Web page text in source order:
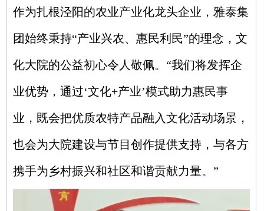
作为扎根泾阳的农业产业化龙头企业，雅泰集
团始终秉持“产业兴农、惠民利民”的理念，文
化大院的公益初心令人敬佩。“我们将发挥企
业优势，通过‘文化+产业’模式助力惠民事
业，既会把优质农特产品融入文化活动场景，
也会为大院建设与节目创作提供支持，与各方
携手为乡村振兴和社区和谐贡献力量。”